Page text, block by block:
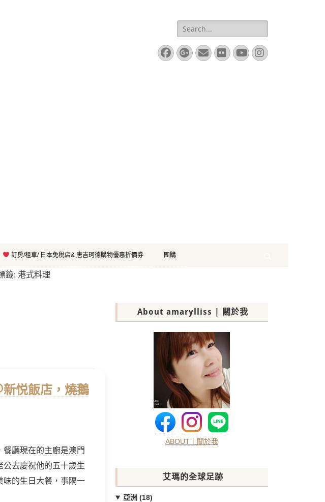
Search
for:
Facebook
Googleplus
EmailFlickrYouTube
Instagram
訂房/租車/ 日本免稅店& 唐吉珂德購物優惠折價券 團購
籤: 港式料理
悦飯店，燒鵝
廳現在的主廚是澳門
公去慶祝他的五十歲生
味的生日大餐，事隔一
About amarylliss | 關於我
ABOUT｜關於我
艾瑪的全球足跡
亞洲 (18)